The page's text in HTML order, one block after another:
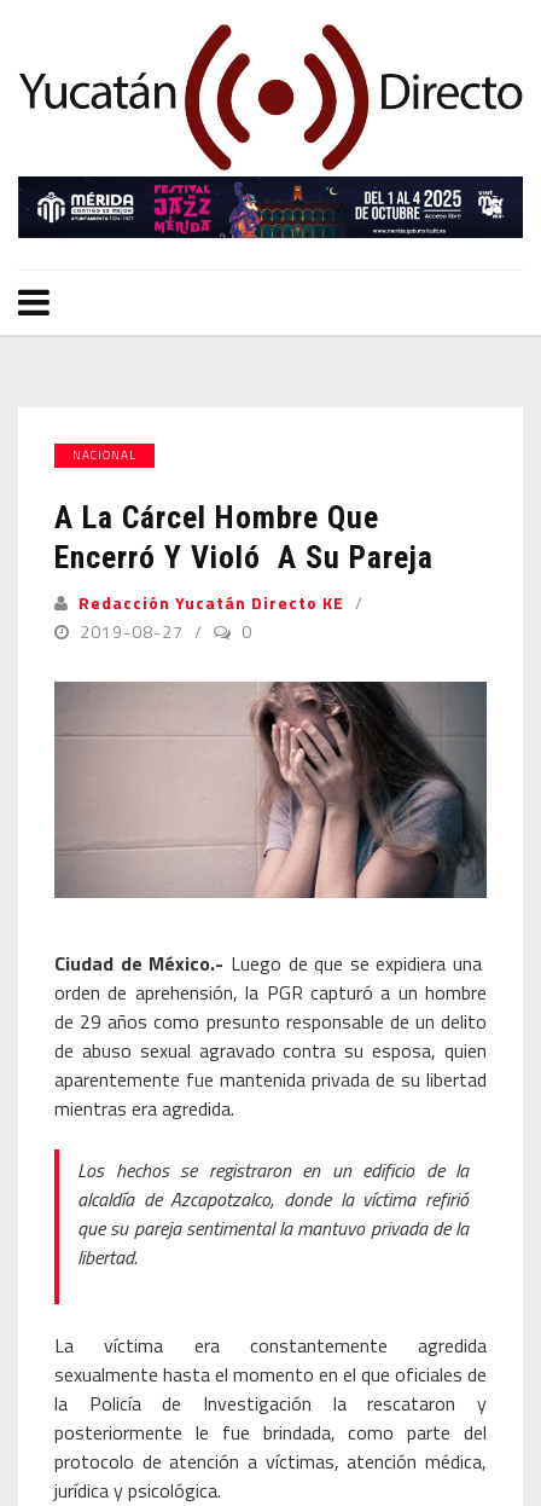
NACIONAL
A La Cárcel Hombre Que
Encerró Y Violó A Su Pareja
Redacción Yucatán Directo KE
2019-08-27
0
Ciudad de México.- Luego de que se expidiera una
orden de aprehensión, la PGR capturó a un hombre
de 29 años como presunto responsable de un delito
de abuso sexual agravado contra su esposa, quien
aparentemente fue mantenida privada de su libertad
mientras era agredida.
Los hechos se registraron en un edificio de la
alcaldía de Azcapotzalco, donde la víctima refirió
que su pareja sentimental la mantuvo privada de la
libertad.
La víctima era constantemente agredida
sexualmente hasta el momento en el que oficiales de
la Policía de Investigación la rescataron y
posteriormente le fue brindada, como parte del
protocolo de atención a víctimas, atención médica,
jurídica y psicológica.